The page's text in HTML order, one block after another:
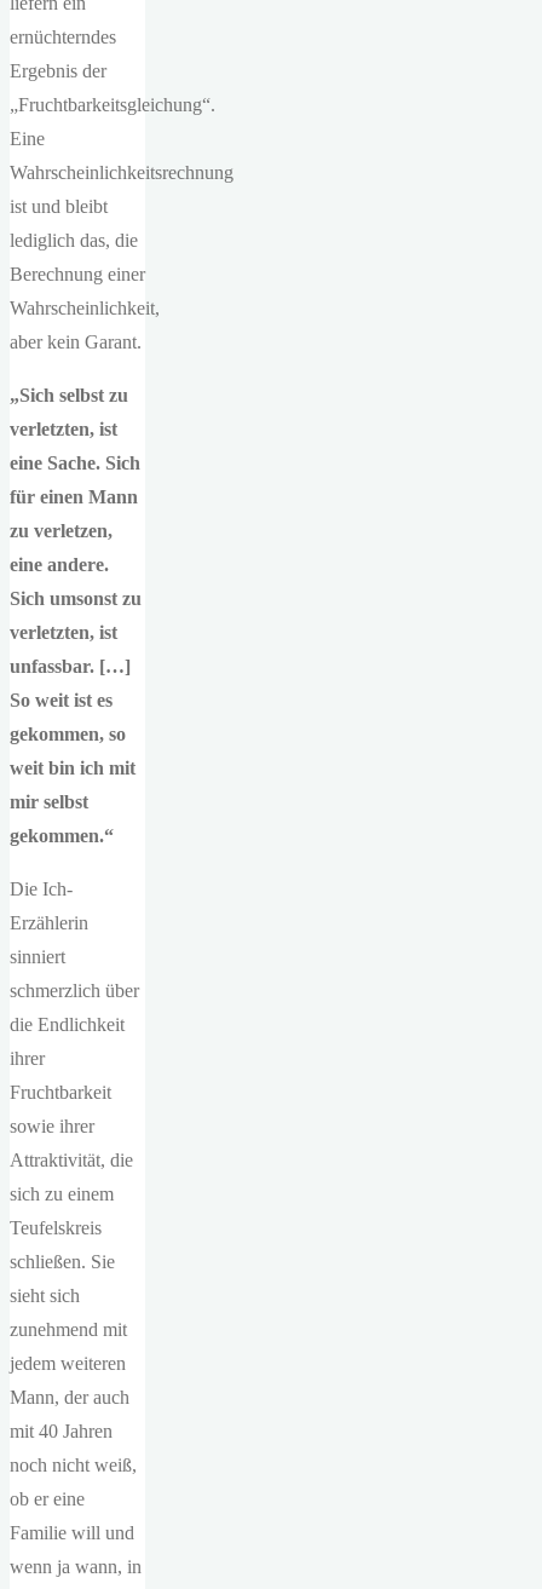
ernüchterndes
Ergebnis der
„Fruchtbarkeitsgleichung“.
Eine
Wahrscheinlichkeitsrechnung
ist und bleibt
lediglich das, die
Berechnung einer
Wahrscheinlichkeit,
aber kein Garant.
„Sich selbst zu
verletzten, ist
eine Sache. Sich
für einen Mann
zu verletzen,
eine andere.
Sich umsonst zu
verletzten, ist
unfassbar. […]
So weit ist es
gekommen, so
weit bin ich mit
mir selbst
gekommen.“
Die Ich-
Erzählerin
sinniert
schmerzlich über
die Endlichkeit
ihrer
Fruchtbarkeit
sowie ihrer
Attraktivität, die
sich zu einem
Teufelskreis
schließen. Sie
sieht sich
zunehmend mit
jedem weiteren
Mann, der auch
mit 40 Jahren
noch nicht weiß,
ob er eine
Familie will und
wenn ja wann, in